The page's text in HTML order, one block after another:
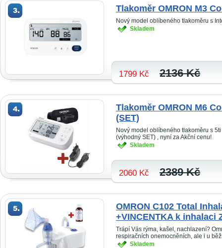
Tlakoměr OMRON M3
Nový model oblíbeného tlakoměru s
Skladem
1799 Kč 2136 Kč
Tlakoměr OMRON M6
(SET)
Nový model oblíbeného tlakoměru s
(výhodný SET) , nyní za Akční cenu!
Skladem
2060 Kč 2389 Kč
OMRON C102 Total
+VINCENTKA k inhalaci
Trápí Vás rýma, kašel, nachlazení?
respiračních onemocněních, ale i u
Skladem